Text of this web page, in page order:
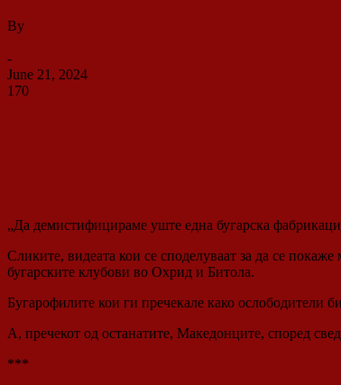
By
-
June 21, 2024
170
„Да демистифицираме уште една бугарска
Сликите, видеата кои се споделуваат за да се
бугарските клубови во Охрид и Битола.
Бугарофилите кои ги пречекале како ослободители
А, пречекот од останатите, Македонците, според
***